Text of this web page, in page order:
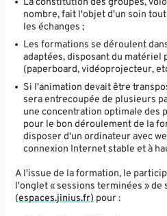
nombre, fait l'objet d'un soin
les échanges ;
Les formations se déroulent
adaptées, disposant du matériel
(paperboard, vidéoprojecteur,
Si l'animation devait être
sera entrecoupée de plusieurs
une concentration optimale des
pour le bon déroulement de la
disposer d'un ordinateur avec
connexion Internet stable et à
A l'issue de la formation, le
l'onglet « sessions terminées » de
(espaces.jinius.fr) pour :